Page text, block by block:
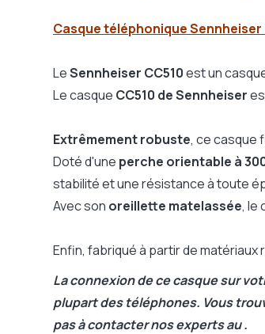
Matière des écouteurs
Compatible Push-to-Talk
Mode muet
Son large bande (VoIP)
Témoin lumineux d'appel
Optimisé Microsoft Teams / Zoom
Prise de déconnexion rapide
Casque pliant, rangement facile
Gamme fabricant
Casque téléphonique Sennheiser
LeSennheiser CC510est un
Le casque CC510 de Sennheiser
Extrêmement robuste, ce casque
Doté d'une perche orientable à
stabilité et une résistance à toute
Avec son oreillette matelassée, le
Enfin, fabriqué à partir de matériaux
La connexion de ce casque sur
plupart des téléphones. Vous
pas à contacter nos experts au .